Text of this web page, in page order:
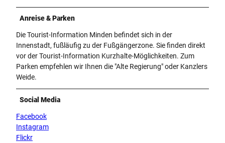
Anreise & Parken
Die Tourist-Information Minden befindet sich in der
Innenstadt, fußläufig zu der Fußgängerzone. Sie finden direkt
vor der Tourist-Information Kurzhalte-Möglichkeiten. Zum
Parken empfehlen wir Ihnen die "Alte Regierung" oder Kanzlers
Weide.
Social Media
Facebook
Instagram
Flickr